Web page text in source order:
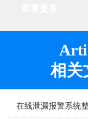
相关
在线泄漏报警系统